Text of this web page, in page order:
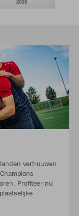
vertrouwen
Profiteer nu